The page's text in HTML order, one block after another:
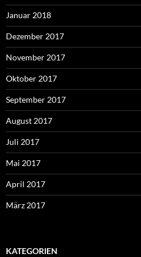
Januar 2018
Dezember 2017
November 2017
Oktober 2017
September 2017
August 2017
Juli 2017
Mai 2017
April 2017
März 2017
KATEGORIEN